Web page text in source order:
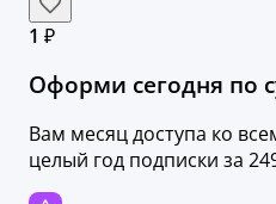
1 ₽
Оформи сегодня по
Вам месяц доступа ко
целый год подписки за